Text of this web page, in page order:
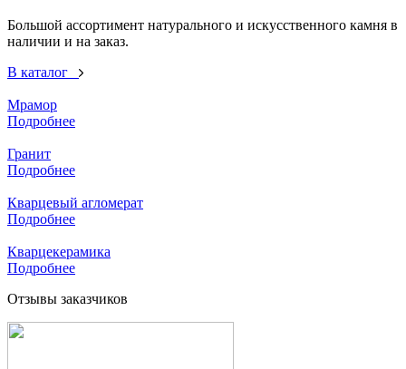
Большой ассортимент натурального и искусственного камня в
наличии и на заказ.
В каталог
Мрамор
Подробнее
Гранит
Подробнее
Кварцевый агломерат
Подробнее
Кварцекерамика
Подробнее
Отзывы заказчиков